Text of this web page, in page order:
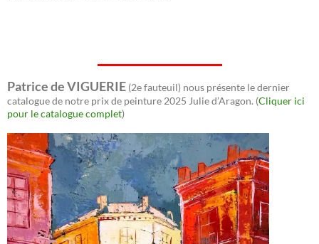
Patrice de VIGUERIE (2e fauteuil) nous présente le dernier
catalogue de notre prix de peinture 2025 Julie d’Aragon. (Cliquer ici
pour le catalogue complet)